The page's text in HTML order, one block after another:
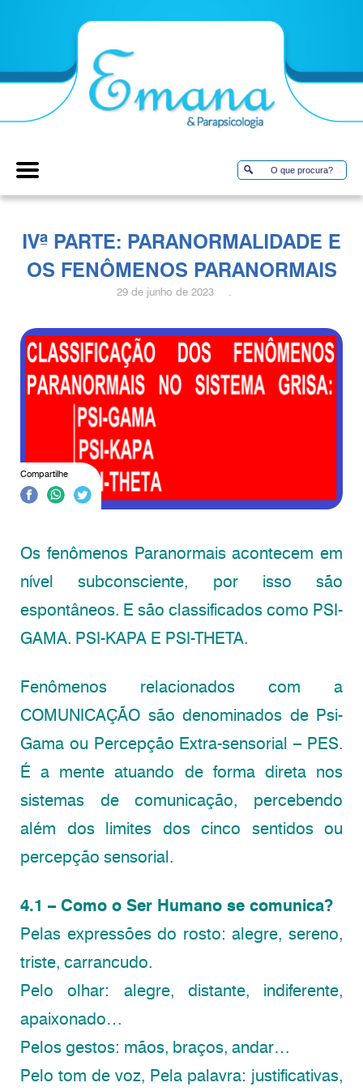
IVª PARTE: PARANORMALIDADE E
OS FENÔMENOS PARANORMAIS
29 de junho de 2023 .
Compartilhe
Os fenômenos Paranormais acontecem em
nível subconsciente, por isso são
espontâneos. E são classificados como PSI-
GAMA. PSI-KAPA E PSI-THETA.
Fenômenos relacionados com a
COMUNICAÇÃO são denominados de Psi-
Gama ou Percepção Extra-sensorial – PES.
É a mente atuando de forma direta nos
sistemas de comunicação, percebendo
além dos limites dos cinco sentidos ou
percepção sensorial.
4.1 – Como o Ser Humano se comunica?
Pelas expressões do rosto: alegre, sereno,
triste, carrancudo.
Pelo olhar: alegre, distante, indiferente,
apaixonado…
Pelos gestos: mãos, braços, andar…
Pelo tom de voz, Pela palavra: justificativas,